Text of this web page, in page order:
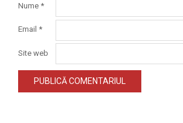
Nume *
Email *
Site web